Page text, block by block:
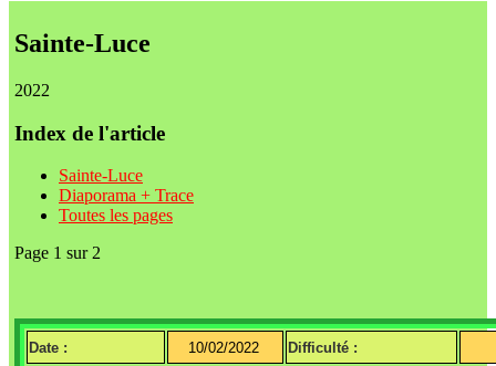
Sainte-Luce
2022
Index de l'article
Sainte-Luce
Diaporama + Trace
Toutes les pages
Page 1 sur 2
Date : 10/02/2022 Difficulté :